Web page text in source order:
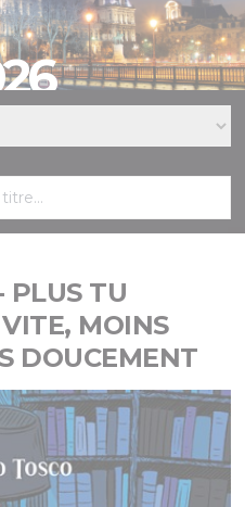
PLUS TU
MOINS
DOUCEMENT